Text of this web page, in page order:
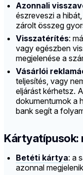
Azonnali
észreveszi a
zárolt összeg
Visszatérítés:
vagy egészben
megjelenése a
Vásárlói
teljesítés, vagy
eljárást kérhetsz.
dokumentumok a
bank segít a
Kártyatípusok:
Betéti kártya: a
azonnal